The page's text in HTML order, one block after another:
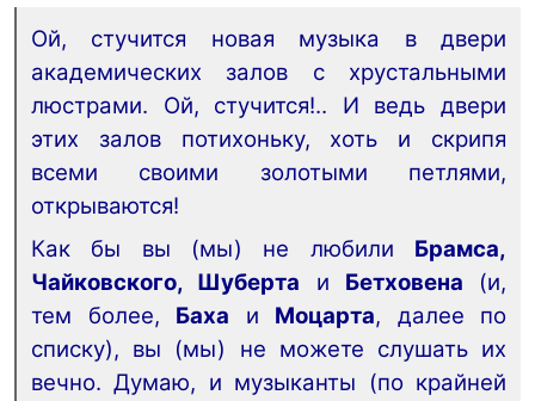
Ой, стучится новая музыка в двери
академических залов с хрустальными
люстрами. Ой, стучится!.. И ведь двери
этих залов потихоньку, хоть и скрипя
всеми своими золотыми петлями,
открываются!
Как бы вы (мы) не любили Брамса,
Чайковского, Шуберта и Бетховена (и,
тем более, Баха и Моцарта, далее по
списку), вы (мы) не можете слушать их
вечно. Думаю, и музыканты (по крайней